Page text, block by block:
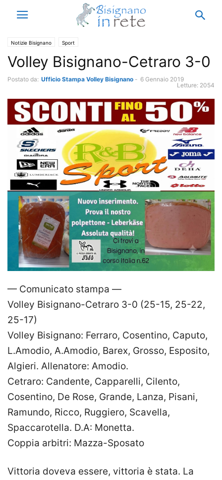
Notizie Bisignano Sport
Volley Bisignano-Cetraro 3-0
Postato da: Ufficio Stampa Volley Bisignano - 6 Gennaio 2019
Letture: 2054
— Comunicato stampa —
Volley Bisignano-Cetraro 3-0 (25-15, 25-22,
25-17)
Volley Bisignano: Ferraro, Cosentino, Caputo,
L.Amodio, A.Amodio, Barex, Grosso, Esposito,
Algieri. Allenatore: Amodio.
Cetraro: Candente, Capparelli, Cilento,
Cosentino, De Rose, Grande, Lanza, Pisani,
Ramundo, Ricco, Ruggiero, Scavella,
Spaccarotella. D.A: Monetta.
Coppia arbitri: Mazza-Sposato
Vittoria doveva essere, vittoria è stata. La